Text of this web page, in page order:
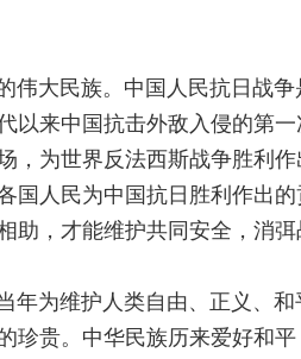
伟大民族。中国人民抗日战
以来中国抗击外敌入侵的第
，为世界反法西斯战争胜利
国人民为中国抗日胜利作出
助，才能维护共同安全，消
年为维护人类自由、正义、
珍贵。中华民族历来爱好和